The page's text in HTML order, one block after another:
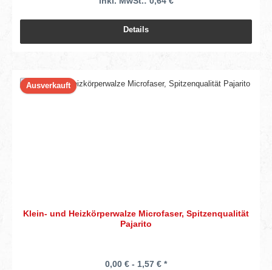
Details
Ausverkauft
Klein- und Heizkörperwalze Microfaser, Spitzenqualität
Pajarito
0,00 € - 1,57 € *